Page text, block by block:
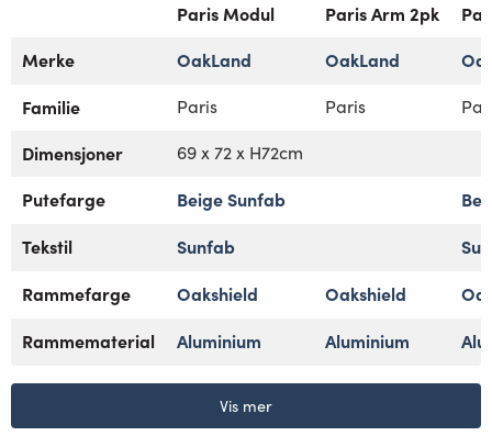
Paris Modul Paris Arm 2pk
Merke
OakLand OakLand
Familie
Paris Paris
Dimensjoner 69 x 72 x H72cm
Putefarge Beige Sunfab
Tekstil
Sunfab
Rammefarge
Oakshield Oakshield
Rammematerial
Aluminium Aluminium
Vis mer